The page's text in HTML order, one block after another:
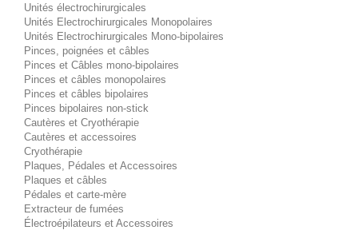
Unités électrochirurgicales
Unités Electrochirurgicales Monopolaires
Unités Electrochirurgicales Mono-bipolaires
Pinces, poignées et câbles
Pinces et Câbles mono-bipolaires
Pinces et câbles monopolaires
Pinces et câbles bipolaires
Pinces bipolaires non-stick
Cautères et Cryothérapie
Cautères et accessoires
Cryothérapie
Plaques, Pédales et Accessoires
Plaques et câbles
Pédales et carte-mère
Extracteur de fumées
Électroépilateurs et Accessoires